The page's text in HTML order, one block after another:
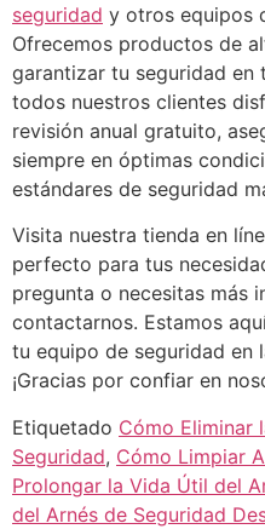
seguridad y otros equipos
Ofrecemos productos de
garantizar tu seguridad en
todos nuestros clientes
revisión anual gratuito,
siempre en óptimas
estándares de seguridad
Visita nuestra tienda en
perfecto para tus
pregunta o necesitas más
contactarnos. Estamos
tu equipo de seguridad en
¡Gracias por confiar en
Etiquetado Cómo Eliminar
Seguridad, Cómo Limpiar
Prolongar la Vida Útil del
del Arnés de Seguridad